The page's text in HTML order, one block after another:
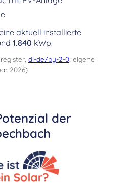
aktuell installierte
1.840 kWp.
dl-de/by-2-0; eigene
2026)
der